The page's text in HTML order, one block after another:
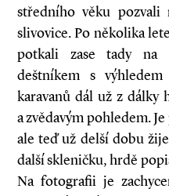
středního věku
slivovice. Po několika
potkali zase tady na
deštníkem s
karavanů dál už z dálky
a zvědavým pohledem.
ale teď už delší dobu
další skleničku, hrdě
Na fotografii je